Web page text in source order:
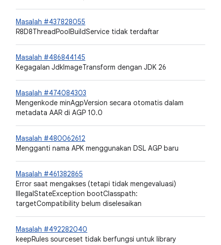
Masalah #437828055
R8D8ThreadPoolBuildService tidak terdaftar
Masalah #486844145
Kegagalan JdkImageTransform dengan JDK 26
Masalah #474084303
Mengenkode minAgpVersion secara otomatis dalam
metadata AAR di AGP 10.0
Masalah #480062612
Mengganti nama APK menggunakan DSL AGP baru
Masalah #461382865
Error saat mengakses (tetapi tidak mengevaluasi)
IllegalStateException bootClasspath:
targetCompatibility belum diselesaikan
Masalah #492282040
keepRules sourceset tidak berfungsi untuk library